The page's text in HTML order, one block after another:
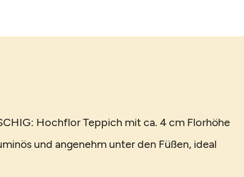
Hochflor Teppich mit ca. 4 cm Florhöhe
und angenehm unter den Füßen, ideal